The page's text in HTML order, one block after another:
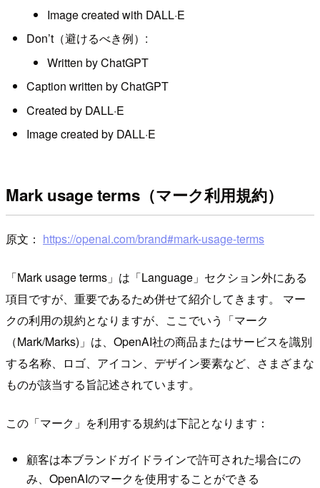
Image created with DALL·E
Don’t（避けるべき例）:
Written by ChatGPT
Caption written by ChatGPT
Created by DALL·E
Image created by DALL·E
Mark usage terms（マーク利用規約）
原文： https://openai.com/brand#mark-usage-terms
「Mark usage terms」は「Language」セクション外にある
項目ですが、重要であるため併せて紹介してきます。 マー
クの利用の規約となりますが、ここでいう「マーク
（Mark/Marks)」は、OpenAI社の商品またはサービスを識別
する名称、ロゴ、アイコン、デザイン要素など、さまざまな
ものが該当する旨記述されています。
この「マーク」を利用する規約は下記となります：
顧客は本ブランドガイドラインで許可された場合にの
み、OpenAIのマークを使用することができる